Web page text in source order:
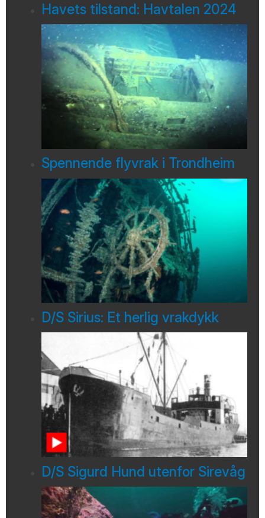
Havets tilstand: Havtalen 2024
Spennende flyvrak i Trondheim
D/S Sirius: Et herlig vrakdykk
D/S Sigurd Hund utenfor Sirevåg